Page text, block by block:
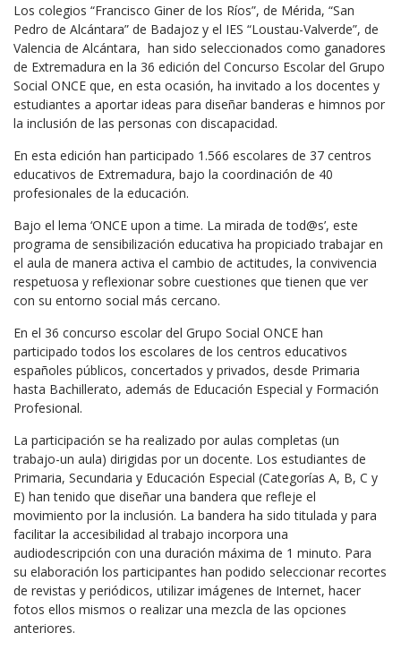
Los colegios “Francisco Giner de los Ríos”, de Mérida, “San
Pedro de Alcántara” de Badajoz y el IES “Loustau-Valverde”, de
Valencia de Alcántara, han sido seleccionados como ganadores
de Extremadura en la 36 edición del Concurso Escolar del Grupo
Social ONCE que, en esta ocasión, ha invitado a los docentes y
estudiantes a aportar ideas para diseñar banderas e himnos por
la inclusión de las personas con discapacidad.
En esta edición han participado 1.566 escolares de 37 centros
educativos de Extremadura, bajo la coordinación de 40
profesionales de la educación.
Bajo el lema ‘ONCE upon a time. La mirada de tod@s’, este
programa de sensibilización educativa ha propiciado trabajar en
el aula de manera activa el cambio de actitudes, la convivencia
respetuosa y reflexionar sobre cuestiones que tienen que ver
con su entorno social más cercano.
En el 36 concurso escolar del Grupo Social ONCE han
participado todos los escolares de los centros educativos
españoles públicos, concertados y privados, desde Primaria
hasta Bachillerato, además de Educación Especial y Formación
Profesional.
La participación se ha realizado por aulas completas (un
trabajo-un aula) dirigidas por un docente. Los estudiantes de
Primaria, Secundaria y Educación Especial (Categorías A, B, C y
E) han tenido que diseñar una bandera que refleje el
movimiento por la inclusión. La bandera ha sido titulada y para
facilitar la accesibilidad al trabajo incorpora una
audiodescripción con una duración máxima de 1 minuto. Para
su elaboración los participantes han podido seleccionar recortes
de revistas y periódicos, utilizar imágenes de Internet, hacer
fotos ellos mismos o realizar una mezcla de las opciones
anteriores.